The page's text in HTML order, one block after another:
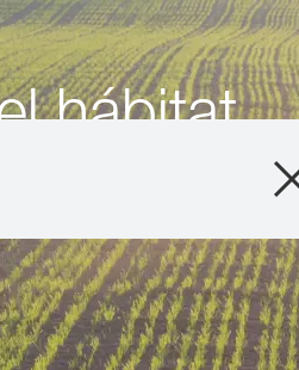
hábitat